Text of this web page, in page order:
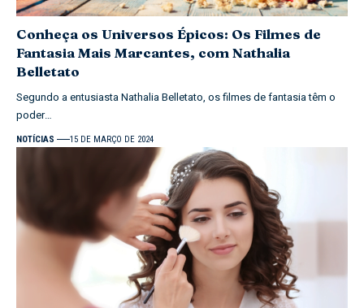
Conheça os Universos Épicos: Os Filmes de
Fantasia Mais Marcantes, com Nathalia
Belletato
Segundo a entusiasta Nathalia Belletato, os filmes de fantasia têm o
poder…
NOTÍCIAS 15 DE MARÇO DE 2024